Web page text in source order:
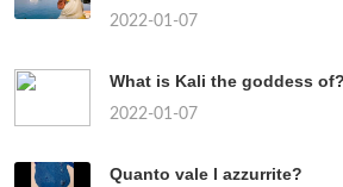
2022-01-07
What is Kali the goddess of?
2022-01-07
Quanto vale l azzurrite?